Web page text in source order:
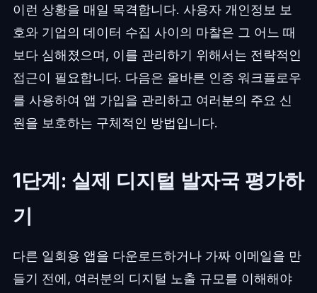
이런 상황을 매일 목격합니다. 사용자 개인정보 보
호와 기업의 데이터 수집 사이의 마찰은 그 어느 때
보다 심해졌으며, 이를 관리하기 위해서는 전략적인
접근이 필요합니다. 다음은 올바른 인증 워크플로우
를 사용하여 앱 가입을 관리하고 여러분의 주요 신
원을 보호하는 구체적인 방법입니다.
1단계: 실제 디지털 발자국 평가하
기
다른 일회용 앱을 다운로드하거나 가짜 이메일을 만
들기 전에, 여러분의 디지털 노출 규모를 이해해야